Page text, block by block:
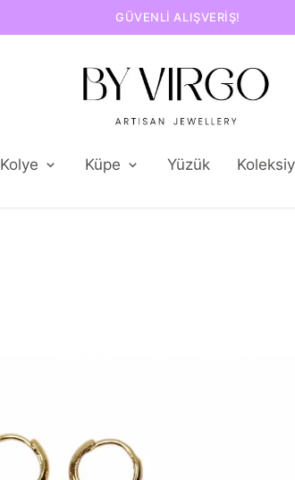
GÜVENLI ALIŞVERIŞ!
Kolye Küpe Yüzük